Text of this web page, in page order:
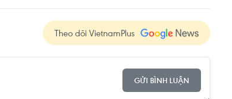
Theo dõi VietnamPlus
GỬI BÌNH LUẬN